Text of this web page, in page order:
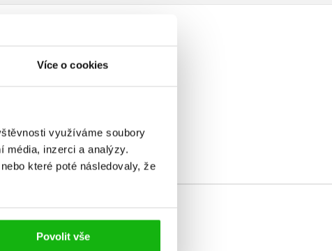
Více o cookies
využíváme soubory
média, inzerci a analýzy.
které poté následovaly, že
Povolit vše